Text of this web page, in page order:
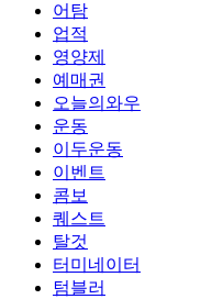
어탐
업적
영양제
예매권
오늘의와우
운동
이두운동
이벤트
콤보
퀘스트
탈것
터미네이터
텀블러